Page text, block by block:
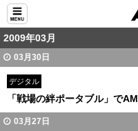
2009年03月
03月30日
デジタル
「戦場の絆ポータブル」で
03月27日